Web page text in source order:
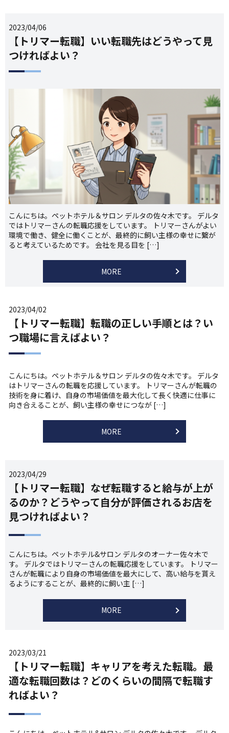
2023/04/06
【トリマー転職】いい転職先はどうやって見
つければよい？
こんにちは。ペットホテル＆サロン デルタの佐々木です。 デルタ
ではトリマーさんの転職応援をしています。 トリマーさんがよい
環境で働き、健全に働くことが、最終的に飼い主様の幸せに繋が
ると考えているためです。 会社を見る目を […]
MORE
2023/04/02
【トリマー転職】転職の正しい手順とは？い
つ職場に言えばよい？
こんにちは。ペットホテル＆サロン デルタの佐々木です。 デルタ
はトリマーさんの転職を応援しています。 トリマーさんが転職の
技術を身に着け、自身の市場価値を最大化して長く快適に仕事に
向き合えることが、飼い主様の幸せにつなが […]
MORE
2023/04/29
【トリマー転職】なぜ転職すると給与が上が
るのか？どうやって自分が評価されるお店を
見つければよい？
こんにちは。ペットホテル&サロン デルタのオーナー佐々木で
す。 デルタではトリマーさんの転職応援をしています。 トリマー
さんが転職により自身の市場価値を最大にして、高い給与を貰え
るようにすることが、最終的に飼い主 […]
MORE
2023/03/21
【トリマー転職】キャリアを考えた転職。最
適な転職回数は？どのくらいの間隔で転職す
ればよい？